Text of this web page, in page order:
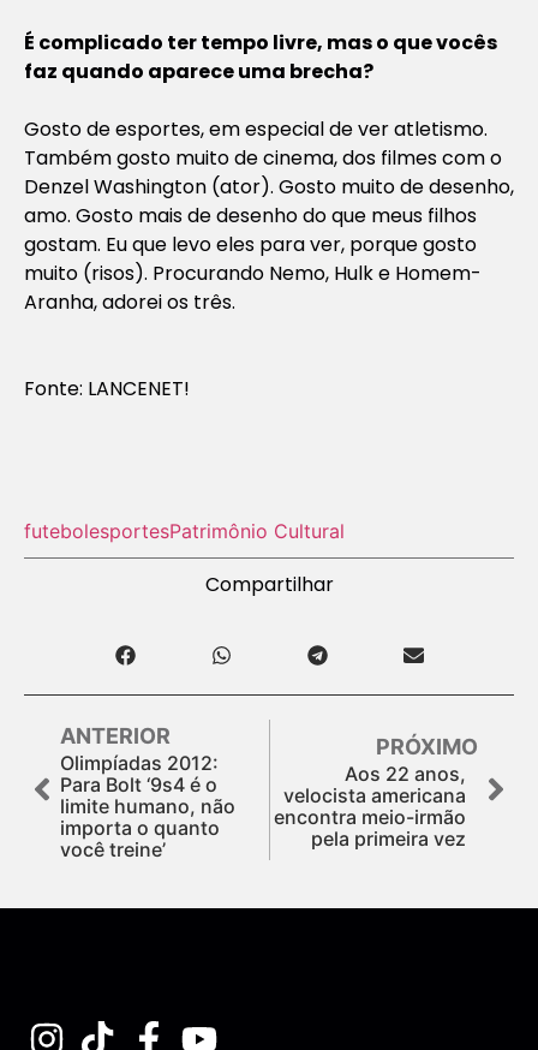
É complicado ter tempo livre, mas o que vocês
faz quando aparece uma brecha?
Gosto de esportes, em especial de ver atletismo.
Também gosto muito de cinema, dos filmes com o
Denzel Washington (ator). Gosto muito de desenho,
amo. Gosto mais de desenho do que meus filhos
gostam. Eu que levo eles para ver, porque gosto
muito (risos). Procurando Nemo, Hulk e Homem-
Aranha, adorei os três.
Fonte: LANCENET!
futebolesportesPatrimônio Cultural
Compartilhar
ANTERIOR
Olimpíadas 2012:
Para Bolt ‘9s4 é o
limite humano, não
importa o quanto
você treine’
PRÓXIMO
Aos 22 anos,
velocista americana
encontra meio-irmão
pela primeira vez